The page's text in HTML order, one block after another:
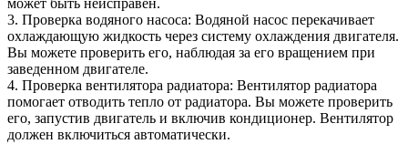
может быть неисправен.
3. Проверка водяного насоса: Водяной насос перекачивает
охлаждающую жидкость через систему охлаждения двигателя.
Вы можете проверить его, наблюдая за его вращением при
заведенном двигателе.
4. Проверка вентилятора радиатора: Вентилятор радиатора
помогает отводить тепло от радиатора. Вы можете проверить
его, запустив двигатель и включив кондиционер. Вентилятор
должен включиться автоматически.